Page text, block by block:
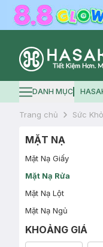
Logo
Hamburger icon
DANH MỤC
Trang chủ Sức
MẶT NẠ
Mặt Nạ Giấy
Mặt Nạ Rửa
Mặt Nạ Lột
Mặt Nạ Ngủ
KHOẢNG GIÁ